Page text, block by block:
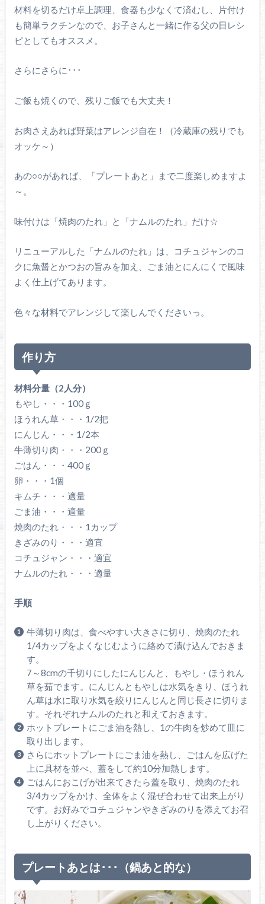
材料を切るだけ卓上調理、食器も少なくて済むし、片付け
も簡単ラクチンなので、お子さんと一緒に作る父の日レシ
ピとしてもオススメ。
さらにさらに･･･
ご飯も焼くので、残りご飯でも大丈夫！
お肉さえあれば野菜はアレンジ自在！（冷蔵庫の残りでも
オッケ～）
あの○○があれば、「プレートあと」まで二度楽しめますよ
～。
味付けは「焼肉のたれ」と「ナムルのたれ」だけ☆
リニューアルした「ナムルのたれ」は、コチュジャンのコ
クに魚醤とかつおの旨みを加え、ごま油とにんにくで風味
よく仕上げてあります。
色々な材料でアレンジして楽しんでくださいっ。
作り方
材料分量（2人分）
もやし・・・100ｇ
ほうれん草・・・1/2把
にんじん・・・1/2本
牛薄切り肉・・・200ｇ
ごはん・・・400ｇ
卵・・・1個
キムチ・・・適量
ごま油・・・適量
焼肉のたれ・・・1カップ
きざみのり・・・適宜
コチュジャン・・・適宜
ナムルのたれ・・・適量
手順
牛薄切り肉は、食べやすい大きさに切り、焼肉のたれ
1/4カップをよくなじむように絡めて漬け込んでおきま
す。
7～8cmの千切りにしたにんじんと、もやし・ほうれん
草を茹でます。にんじんともやしは水気をきり、ほうれ
ん草は水に取り水気を絞りにんじんと同じ長さに切りま
す。それぞれナムルのたれと和えておきます。
ホットプレートにごま油を熱し、1の牛肉を炒めて皿に
取り出します。
さらにホットプレートにごま油を熱し、ごはんを広げた
上に具材を並べ、蓋をして約10分加熱します。
ごはんにおこげが出来てきたら蓋を取り、焼肉のたれ
3/4カップをかけ、全体をよく混ぜ合わせて出来上がり
です。お好みでコチュジャンやきざみのりを添えてお召
し上がりください。
プレートあとは･･･（鍋あと的な）